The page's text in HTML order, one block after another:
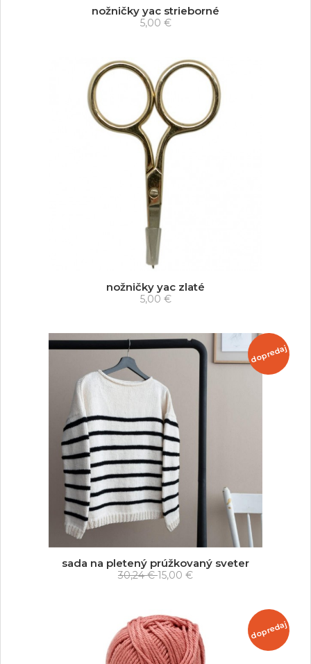
nožničky yac strieborné
5,00 €
nožničky yac zlaté
5,00 €
dopredaj
sada na pletený prúžkovaný sveter
30,24 €15,00 €
dopredaj